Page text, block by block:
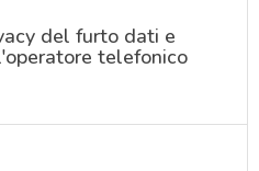
del furto dati e
telefonico